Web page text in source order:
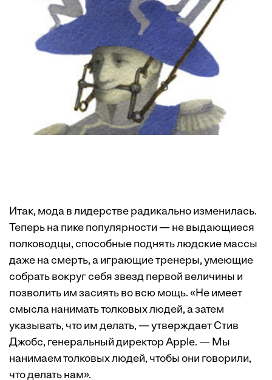
Итак, мода в лидерстве радикально изменилась.
Теперь на пике популярности — не выдающиеся
полководцы, способные поднять людские массы
даже на смерть, а играющие тренеры, умеющие
собрать вокруг себя звезд первой величины и
позволить им засиять во всю мощь. «Не имеет
смысла нанимать толковых людей, а затем
указывать, что им делать, — утверждает Стив
Джобс, генеральный директор Apple. — Мы
нанимаем толковых людей, чтобы они говорили,
что делать нам».